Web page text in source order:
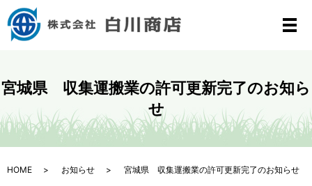
メ
宮城県 収集運搬業の許可更新完了のお知ら
せ
HOME お知らせ 宮城県 収集運搬業の許可更新完了のお知らせ